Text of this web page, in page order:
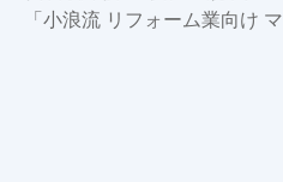
「小浪流 リフォーム業向け